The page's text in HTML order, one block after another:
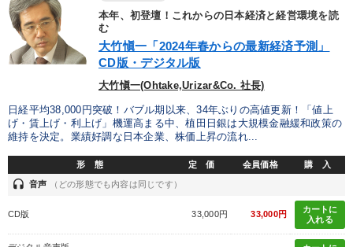
本年、初登壇！これからの日本経済と経営環境を読
む
大竹愼一「2024年春からの最新経済予測」
CD版・デジタル版
大竹愼一(Ohtake,Urizar&Co. 社長)
日経平均38,000円突破！バブル期以来、34年ぶりの高値更新！「値上
げ・賃上げ・利上げ」機運高まる中、植田日銀は大規模金融緩和政策の
維持を決定。業績好調な日本企業、株価上昇の流れ...
形 態 定 価 会員価格 購 入
headset 音声 （どの形態でも内容は同じです）
CD版 33,000円 33,000円
カートに
入れる